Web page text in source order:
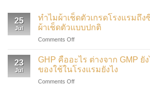
25
Jul
ทำไมผ้าเช็ดตัวเกรดโรงแรมถึ
ผ้าเช็ดตัวแบบปกติ
Comments Offon
ผ้าเช็ดตัว
เกรด
โรงแรม
ถึง
23
Jul
GHP คืออะไร ต่างจาก GMP ยั
ของใช้ในโรงแรมยังไง
Comments Offon